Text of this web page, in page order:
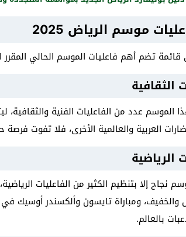
موسم الرياض 2025
قائمة تضم أهم فاعليات الموسم الحالي المقرر
الثقافية
عدد من الفاعليات الفنية والثقافية،
العربية والعالمية الأخرى، فلا تفوت فرصة
الرياضية
نجاح إلا بتنظيم الكثير من الفاعليات
بالعالم.